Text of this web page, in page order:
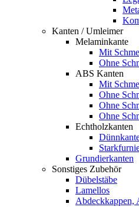
Kanten / Umleimer
Melaminkante
Mit
Ohne
ABS Kanten
Mit
Ohne
Ohne
Ohne
Echtholzkanten
Grundierkanten
Sonstiges Zubehör
Dübelstäbe
Lamellos
Abdeckkappen,